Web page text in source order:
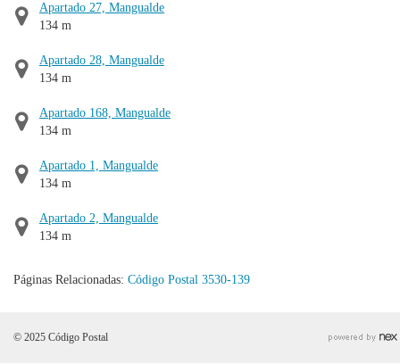
Apartado 27, Mangualde
134 m
Apartado 28, Mangualde
134 m
Apartado 168, Mangualde
134 m
Apartado 1, Mangualde
134 m
Apartado 2, Mangualde
134 m
Páginas Relacionadas: Código Postal 3530-139
© 2025 Código Postal